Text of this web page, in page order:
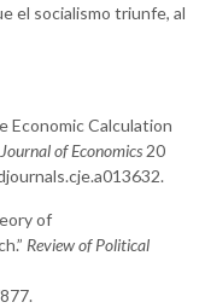
el socialismo triunfe, al
Economic Calculation
of Economics 20
of
Review of Political